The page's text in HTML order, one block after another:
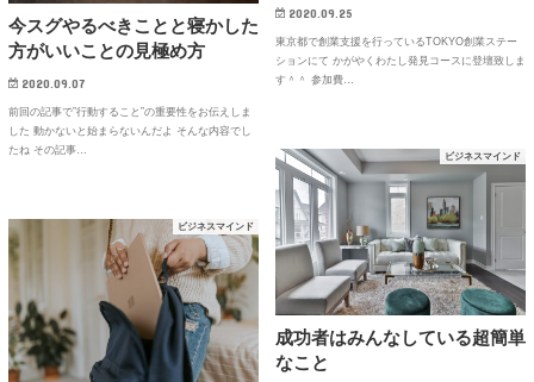
2020.09.25
東京都で創業支援を行っているTOKYO創業ステー
ションにて かがやくわたし発見コースに登壇致しま
す＾＾ 参加費…
今スグやるべきことと寝かした
方がいいことの見極め方
2020.09.07
前回の記事で”行動すること”の重要性をお伝えしま
した 動かないと始まらないんだよ そんな内容でし
たね その記事…
ビジネスマインド
成功者はみんなしている超簡単
なこと
ビジネスマインド